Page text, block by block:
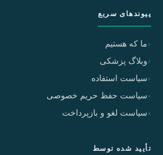
پیوندهای سریع
ما که هستیم
وبلاگ پزشکی
سیاست استفاده
سیاست حفظ حریم خصوصی
سیاست لغو و بازپرداخت
تأیید شده توسط